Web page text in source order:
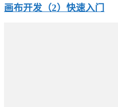
画布开发（2）快速入门